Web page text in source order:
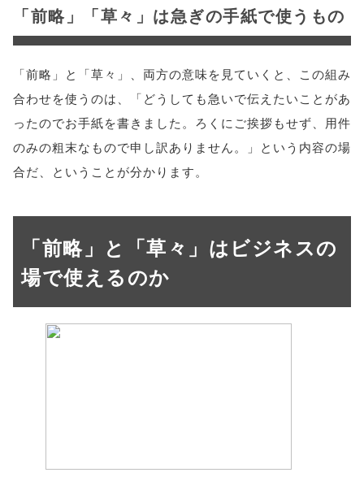
「前略」「草々」は急ぎの手紙で使うもの
「前略」と「草々」、両方の意味を見ていくと、この組み
合わせを使うのは、「どうしても急いで伝えたいことがあ
ったのでお手紙を書きました。ろくにご挨拶もせず、用件
のみの粗末なもので申し訳ありません。」という内容の場
合だ、ということが分かります。
「前略」と「草々」はビジネスの
場で使えるのか